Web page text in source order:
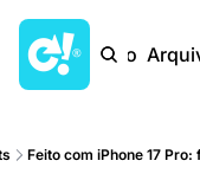
Início
Feito com iPhone 17